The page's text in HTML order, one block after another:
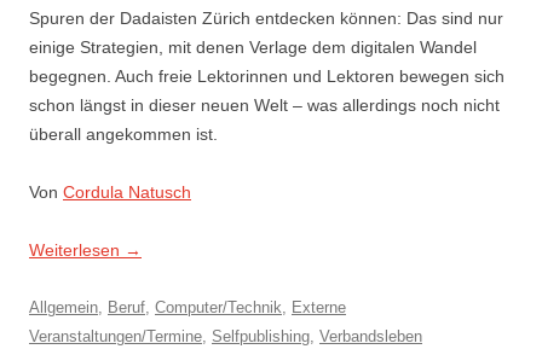
Spuren der Dadaisten Zürich entdecken können: Das sind nur
einige Strategien, mit denen Verlage dem digitalen Wandel
begegnen. Auch freie Lektorinnen und Lektoren bewegen sich
schon längst in dieser neuen Welt – was allerdings noch nicht
überall angekommen ist.
Von Cordula Natusch
Weiterlesen →
Allgemein Beruf Computer/Technik
Externe
Veranstaltungen/Termine Selfpublishing Verbandsleben